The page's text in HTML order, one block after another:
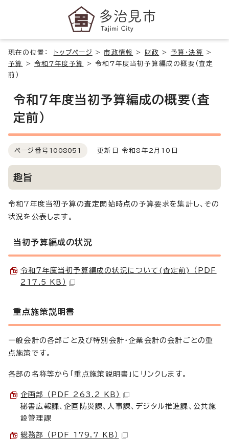
現在の位置： トップページ >市政情報 > 財政 > 予算・決算
>
予算
>令和7年度予算 >令和7年度当初予算編成の概要（査定
前）
令和7年度当初予算編成の概要（査
定前）
ページ番号 1008051 更新日 令和8年2月10日
趣旨
令和7年度当初予算の査定開始時点の予算要求を集計し、その
状況を公表します。
当初予算編成の状況
令和7年度当初予算編成の状況について(査定前) （PDF
217.5 KB）
重点施策説明書
一般会計の各部ごと及び特別会計・企業会計の会計ごとの重
点施策です。
各部の名称等から「重点施策説明書」にリンクします。
企画部 （PDF 263.2 KB）
秘書広報課、企画防災課、人事課、デジタル推進課、公共施
設管理課
総務部 （PDF 179.7 KB）